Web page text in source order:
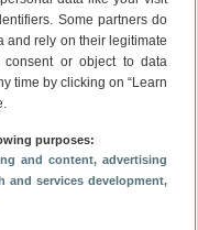
Some partners do
and rely on their legitimate
or object to data
time by clicking on “Learn
purposes:
and content, advertising
and services development,